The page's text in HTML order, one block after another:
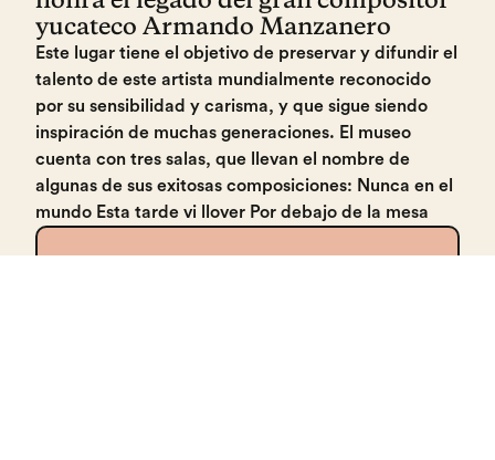
yucateco Armando Manzanero
Este lugar tiene el objetivo de preservar y difundir el
talento de este artista mundialmente reconocido
por su sensibilidad y carisma, y que sigue siendo
inspiración de muchas generaciones. El museo
cuenta con tres salas, que llevan el nombre de
algunas de sus exitosas composiciones: Nunca en el
mundo Esta tarde vi llover Por debajo de la mesa